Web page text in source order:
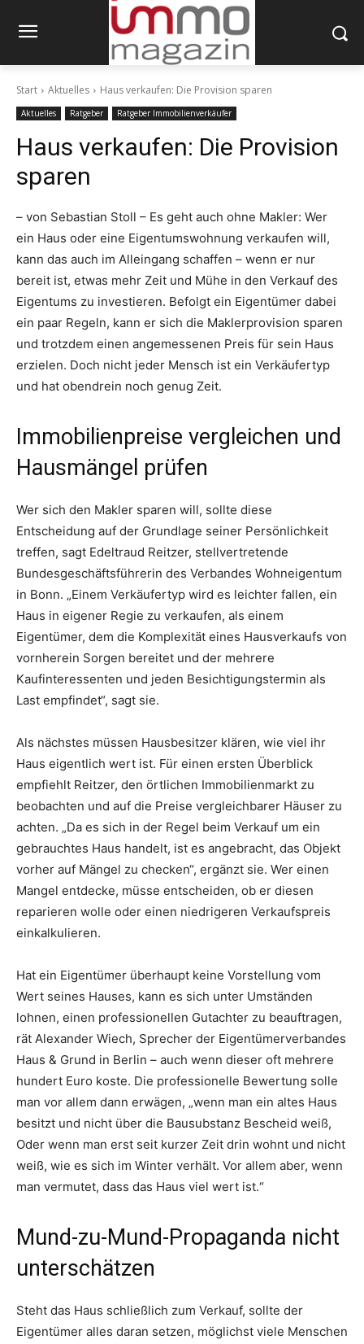
Start Aktuelles Haus verkaufen: Die Provision sparen
Aktuelles Ratgeber Ratgeber Immobilienverkäufer
Haus verkaufen: Die Provision
sparen
– von Sebastian Stoll – Es geht auch ohne Makler: Wer
ein Haus oder eine Eigentumswohnung verkaufen will,
kann das auch im Alleingang schaffen – wenn er nur
bereit ist, etwas mehr Zeit und Mühe in den Verkauf des
Eigentums zu investieren. Befolgt ein Eigentümer dabei
ein paar Regeln, kann er sich die Maklerprovision sparen
und trotzdem einen angemessenen Preis für sein Haus
erzielen. Doch nicht jeder Mensch ist ein Verkäufertyp
und hat obendrein noch genug Zeit.
Immobilienpreise vergleichen und
Hausmängel prüfen
Wer sich den Makler sparen will, sollte diese
Entscheidung auf der Grundlage seiner Persönlichkeit
treffen, sagt Edeltraud Reitzer, stellvertretende
Bundesgeschäftsführerin des Verbandes Wohneigentum
in Bonn. „Einem Verkäufertyp wird es leichter fallen, ein
Haus in eigener Regie zu verkaufen, als einem
Eigentümer, dem die Komplexität eines Hausverkaufs von
vornherein Sorgen bereitet und der mehrere
Kaufinteressenten und jeden Besichtigungstermin als
Last empfindet“, sagt sie.
Als nächstes müssen Hausbesitzer klären, wie viel ihr
Haus eigentlich wert ist. Für einen ersten Überblick
empfiehlt Reitzer, den örtlichen Immobilienmarkt zu
beobachten und auf die Preise vergleichbarer Häuser zu
achten. „Da es sich in der Regel beim Verkauf um ein
gebrauchtes Haus handelt, ist es angebracht, das Objekt
vorher auf Mängel zu checken“, ergänzt sie. Wer einen
Mangel entdecke, müsse entscheiden, ob er diesen
reparieren wolle oder einen niedrigeren Verkaufspreis
einkalkulieren.
Hat ein Eigentümer überhaupt keine Vorstellung vom
Wert seines Hauses, kann es sich unter Umständen
lohnen, einen professionellen Gutachter zu beauftragen,
rät Alexander Wiech, Sprecher der Eigentümerverbandes
Haus & Grund in Berlin – auch wenn dieser oft mehrere
hundert Euro koste. Die professionelle Bewertung solle
man vor allem dann erwägen, „wenn man ein altes Haus
besitzt und nicht über die Bausubstanz Bescheid weiß,
Oder wenn man erst seit kurzer Zeit drin wohnt und nicht
weiß, wie es sich im Winter verhält. Vor allem aber, wenn
man vermutet, dass das Haus viel wert ist.“
Mund-zu-Mund-Propaganda nicht
unterschätzen
Steht das Haus schließlich zum Verkauf, sollte der
Eigentümer alles daran setzen, möglichst viele Menschen